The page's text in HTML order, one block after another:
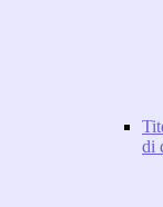
di